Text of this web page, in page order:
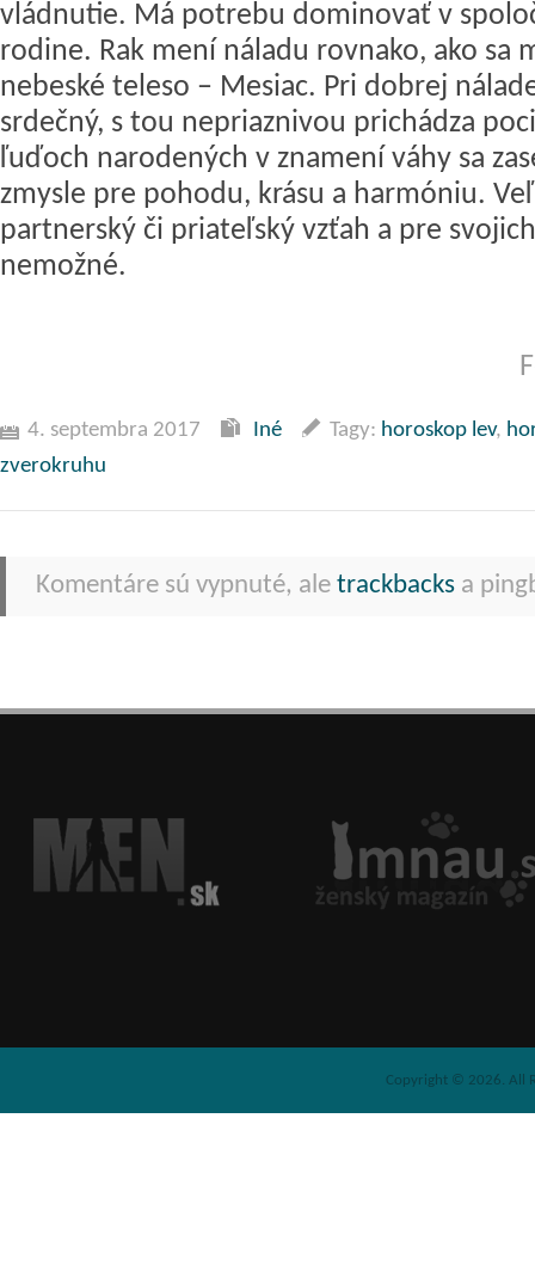
vládnutie. Má potrebu dominovať v
rodine. Rak mení náladu rovnako, ako sa
nebeské teleso – Mesiac. Pri dobrej
srdečný, s tou nepriaznivou prichádza
ľuďoch narodených v znamení váhy sa
zmysle pre pohodu, krásu a harmóniu.
partnerský či priateľský vzťah a pre
nemožné.
4. septembra 2017 Iné Tagy: horoskop lev,
zverokruhu
Komentáre sú vypnuté, ale trackbacks a
Copyright © 2026. All